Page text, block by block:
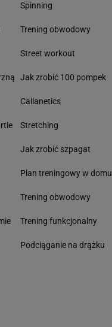
Spinning
Trening obwodowy
Street workout
Jak zrobić 100 pompek
Callanetics
Stretching
Jak zrobić szpagat
Plan treningowy w domu
Trening obwodowy
Trening funkcjonalny
Podciąganie na drążku